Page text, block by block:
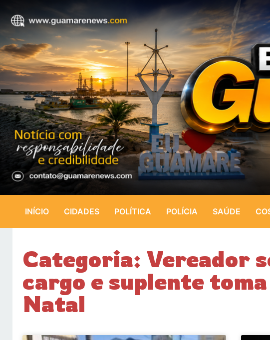
INÍCIO CIDADES POLÍTICA POLÍCIA SAÚDE
Categoria: Vereador
cargo e suplente
Natal